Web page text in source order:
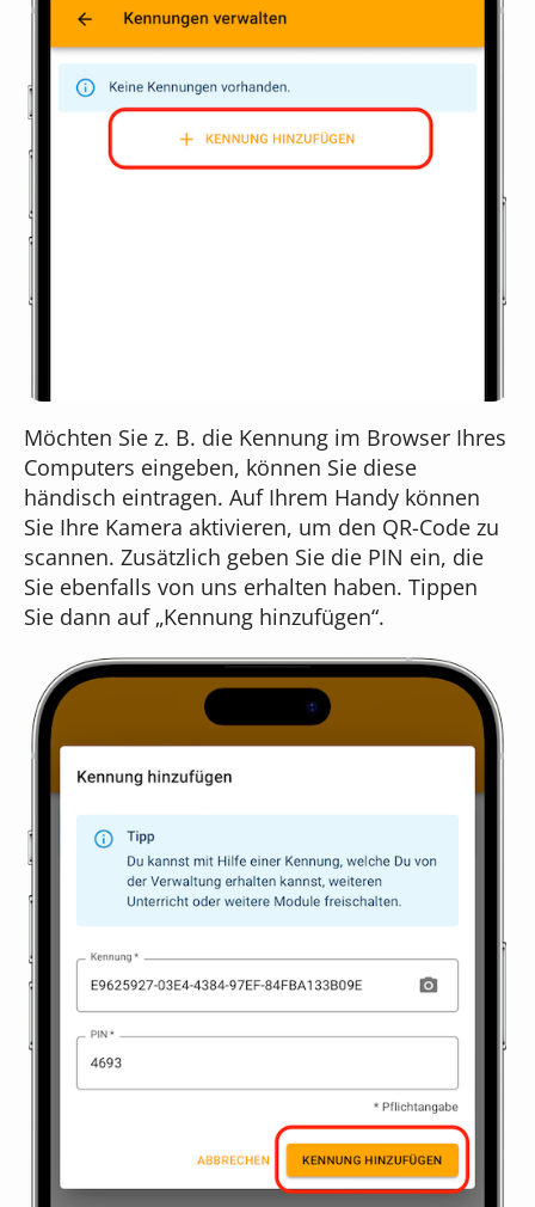
Möchten Sie z. B. die Kennung im Browser Ihres
Computers eingeben, können Sie diese
händisch eintragen. Auf Ihrem Handy können
Sie Ihre Kamera aktivieren, um den QR-Code zu
scannen. Zusätzlich geben Sie die PIN ein, die
Sie ebenfalls von uns erhalten haben. Tippen
Sie dann auf „Kennung hinzufügen“.